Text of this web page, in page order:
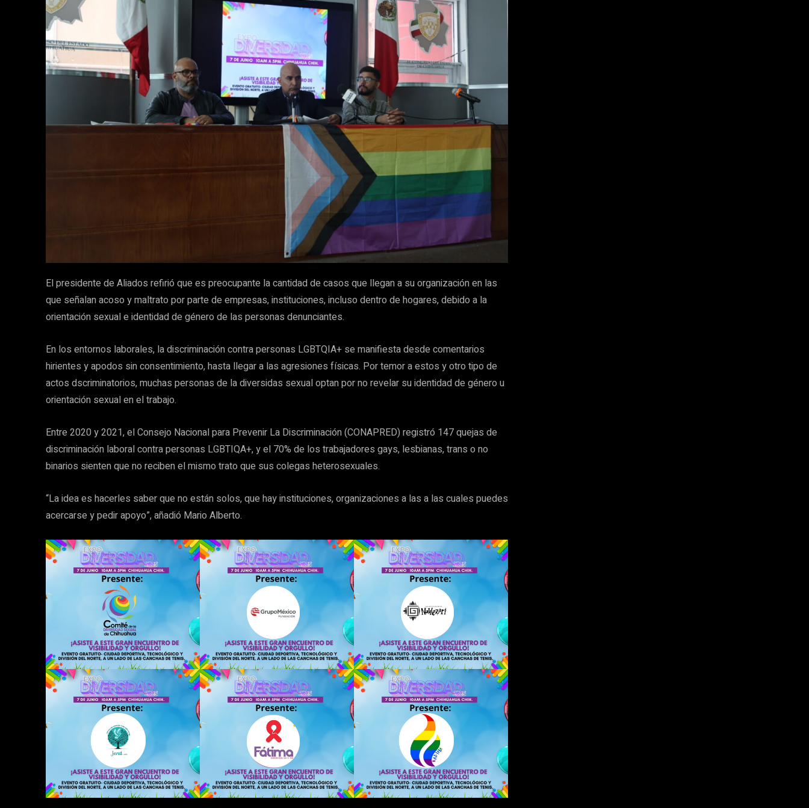
El presidente de Aliados refirió que es preocupante la cantidad de casos que llegan a su organización en las
que señalan acoso y maltrato por parte de empresas, instituciones, incluso dentro de hogares, debido a la
orientación sexual e identidad de género de las personas denunciantes.
En los entornos laborales, la discriminación contra personas LGBTQIA+ se manifiesta desde comentarios
hirientes y apodos sin consentimiento, hasta llegar a las agresiones físicas. Por temor a estos y otro tipo de
actos dscriminatorios, muchas personas de la diversidas sexual optan por no revelar su identidad de género u
orientación sexual en el trabajo.
Entre 2020 y 2021, el Consejo Nacional para Prevenir La Discriminación (CONAPRED) registró 147 quejas de
discriminación laboral contra personas LGBTIQA+, y el 70% de los trabajadores gays, lesbianas, trans o no
binarios sienten que no reciben el mismo trato que sus colegas heterosexuales.
“La idea es hacerles saber que no están solos, que hay instituciones, organizaciones a las a las cuales puedes
acercarse y pedir apoyo”, añadió Mario Alberto.